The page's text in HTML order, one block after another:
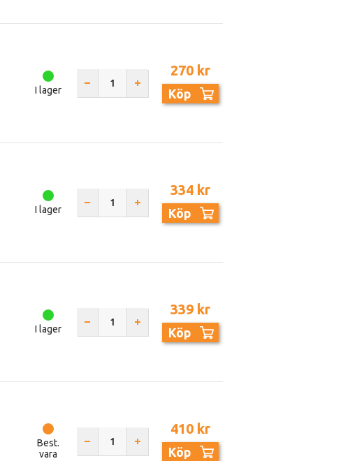
I lager
270 kr
Köp
I lager
334 kr
Köp
I lager
339 kr
Köp
Best.
vara
410 kr
Köp